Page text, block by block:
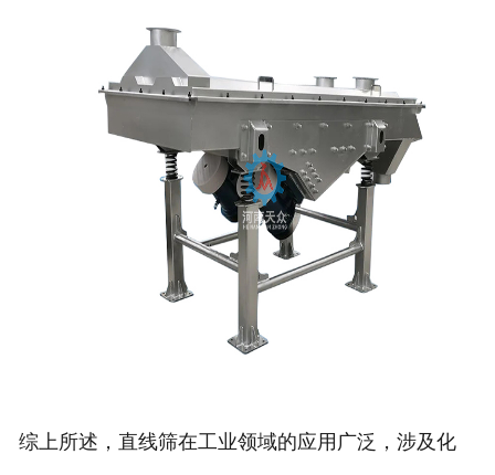
综上所述，直线筛在工业领域的应用广泛，涉及化